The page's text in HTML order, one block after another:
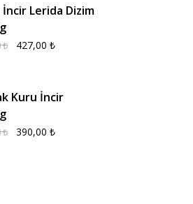
İncir Lerida Dizim
₺ 427,00 ₺
Kuru İncir
₺ 390,00 ₺